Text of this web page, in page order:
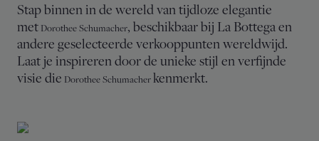
Stap binnen in de wereld van tijdloze elegantie
met Dorothee Schumacher, beschikbaar bij La Bottega en
andere geselecteerde verkooppunten wereldwijd.
Laat je inspireren door de unieke stijl en verfijnde
visie die Dorothee Schumacherkenmerkt.